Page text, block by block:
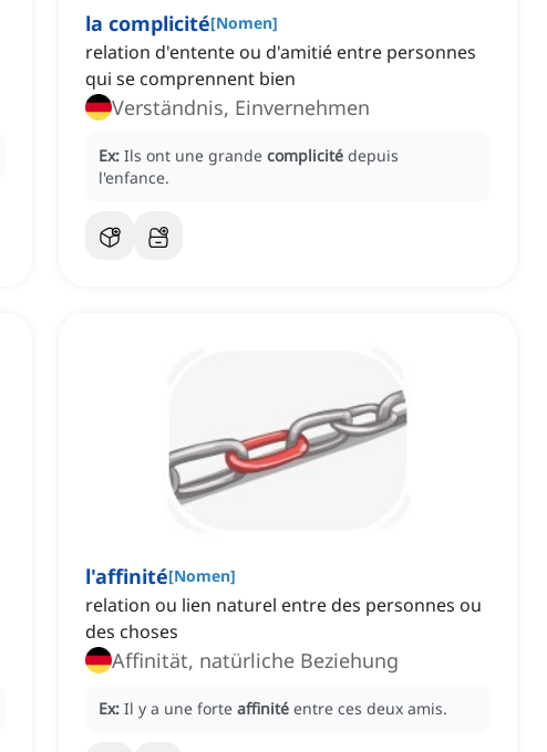
la complicité[Nomen]
relation d'entente ou d'amitié entre personnes
qui se comprennent bien
Verständnis, Einvernehmen
Ex: Ils ont une grande complicité depuis
l'enfance.
l'affinité[Nomen]
relation ou lien naturel entre des personnes ou
des choses
Affinität, natürliche Beziehung
Ex: Il y a une forte affinité entre ces deux amis.